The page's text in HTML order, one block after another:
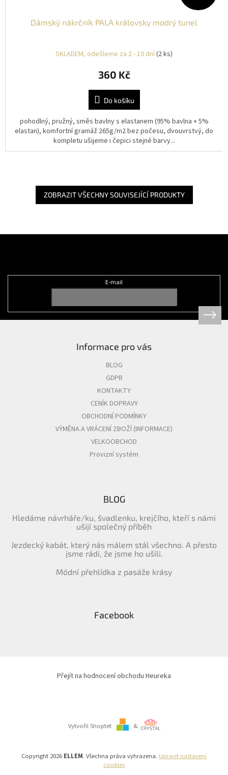
Dámský nákrčník PALA královsky modrý tunel
SKLADEM, odešleme za 2 - 10 dní(2 ks)
360 Kč
Do košíku
pohodlný, pružný, směs bavlny s elastanem (95% bavlna + 5%
elastan), komfortní gramáž 265g/m2 bez počesu, dvouvrstvý, do
kompletu ušijeme i čepici stejné barvy...
ZOBRAZIT VŠECHNY SOUVISEJÍCÍ PRODUKTY
E-mail
Informace pro vás
BLOG
GDPR
KONTAKTY
CENÍK DOPRAVY
OBCHODNÍ PODMÍNKY
VÝMĚNA A VRÁCENÍ ZBOŽÍ (INFORMACE)
VELKOOBCHOD
Provizní systém
BLOG
Hledáme návrháře/ku, švadlenku, krejčího, kteří s námi
ušijí společný příběh
Jezdecký kabát, který nás málem stál všechno. A přesto
jsme rádi, že jsme ho ušili.
Módní přehlídka z pasáže krásy
Facebook
Přejít na hodnocení obchodu Heureka
Vytvořil Shoptet &
Copyright 2026 ELLEM. Všechna práva vyhrazena. Upravit nastavení
cookies